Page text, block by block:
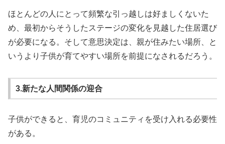
ほとんどの人にとって頻繁な引っ越しは好ましくないた
め、最初からそうしたステージの変化を見越した住居選び
が必要になる。そして意思決定は、親が住みたい場所、と
いうより子供が育てやすい場所を前提になされるだろう。
3.新たな人間関係の迎合
子供ができると、育児のコミュニティを受け入れる必要性
がある。